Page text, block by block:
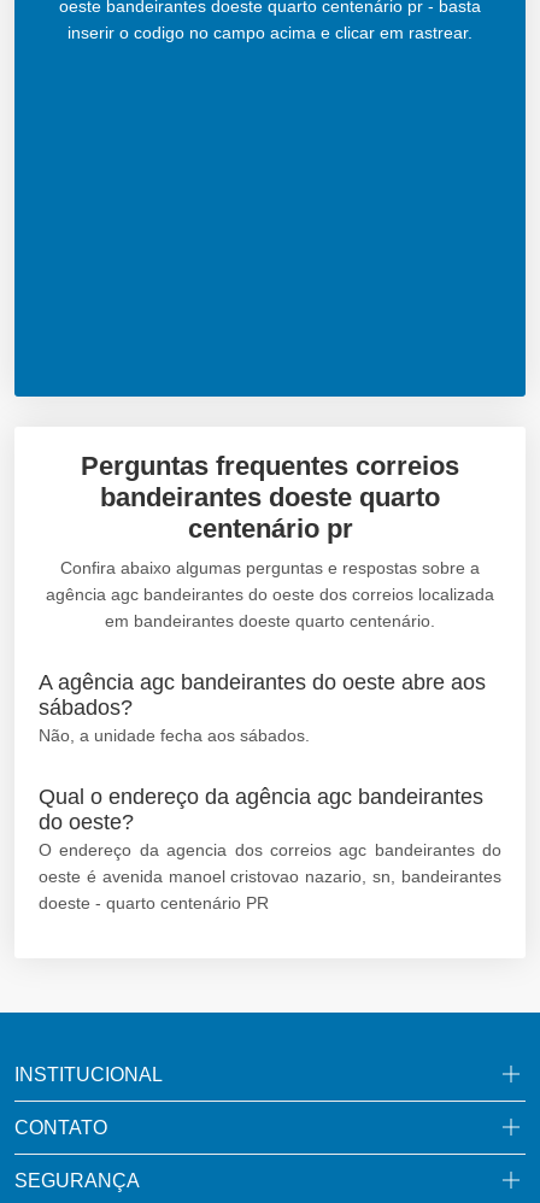
oeste bandeirantes doeste quarto centenário pr - basta
inserir o codigo no campo acima e clicar em rastrear.
Perguntas frequentes correios
bandeirantes doeste quarto
centenário pr
Confira abaixo algumas perguntas e respostas sobre a
agência agc bandeirantes do oeste dos correios localizada
em bandeirantes doeste quarto centenário.
A agência agc bandeirantes do oeste abre aos
sábados?
Não, a unidade fecha aos sábados.
Qual o endereço da agência agc bandeirantes
do oeste?
O endereço da agencia dos correios agc bandeirantes do
oeste é avenida manoel cristovao nazario, sn, bandeirantes
doeste - quarto centenário PR
INSTITUCIONAL
CONTATO
SEGURANÇA